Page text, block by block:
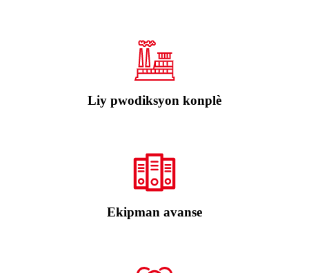
Liy pwodiksyon konplè
Ekipman avanse